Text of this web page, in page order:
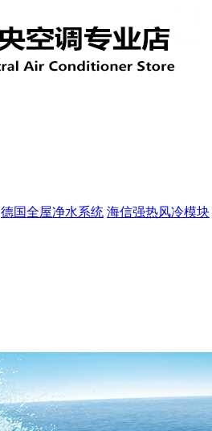
德国全屋净水系统 海信强热风冷模块